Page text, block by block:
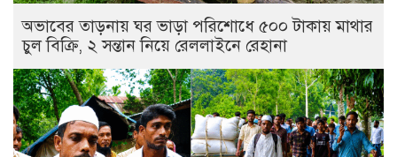
অভাবের তাড়নায় ঘর ভাড়া পরিশোধে ৫০০ টাকায় মাথার
চুল বিক্রি, ২ সন্তান নিয়ে রেললাইনে রেহানা